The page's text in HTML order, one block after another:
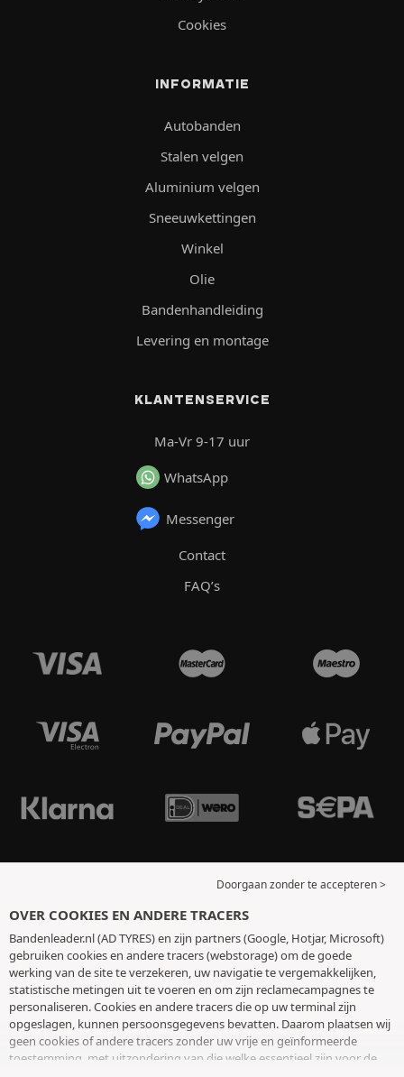
Cookies
INFORMATIE
Autobanden
Stalen velgen
Aluminium velgen
Sneeuwkettingen
Winkel
Olie
Bandenhandleiding
Levering en montage
KLANTENSERVICE
Ma-Vr 9-17 uur
WhatsApp
Messenger
Contact
FAQ’s
Doorgaan zonder te accepteren >
OVER COOKIES EN ANDERE TRACERS
Bandenleader.nl (AD TYRES) en zijn partners (Google, Hotjar, Microsoft)
gebruiken cookies en andere tracers (webstorage) om de goede
werking van de site te verzekeren, uw navigatie te vergemakkelijken,
statistische metingen uit te voeren en om zijn reclamecampagnes te
personaliseren. Cookies en andere tracers die op uw terminal zijn
opgeslagen, kunnen persoonsgegevens bevatten. Daarom plaatsen wij
geen cookies of andere tracers zonder uw vrije en geïnformeerde
toestemming, met uitzondering van die welke essentieel zijn voor de